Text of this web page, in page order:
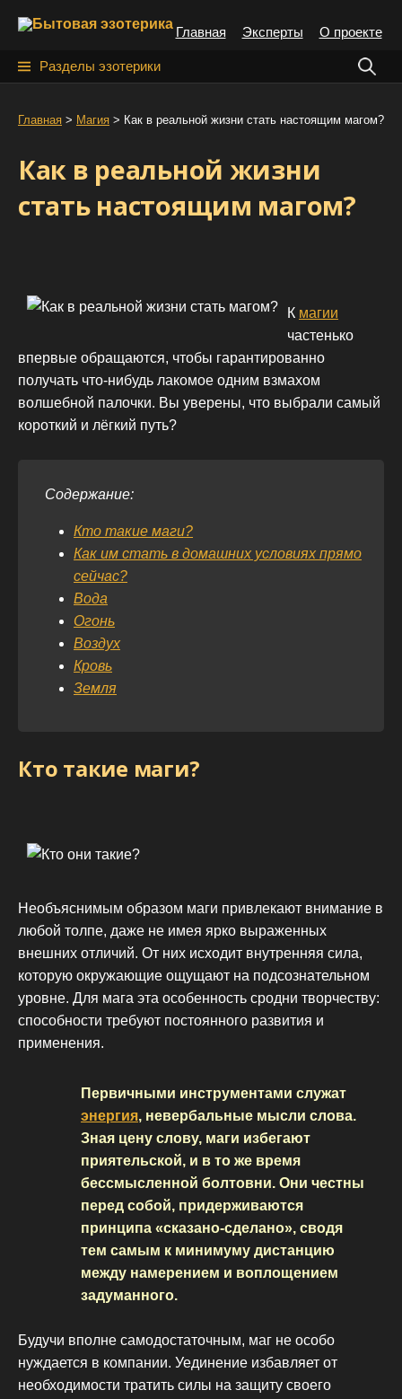
Главная Эксперты О проекте
Разделы эзотерики
Н
й
:
Главная > Магия > Как в реальной жизни стать настоящим магом?
Как в реальной жизни
стать настоящим магом?
К магии
частенько
впервые обращаются, чтобы гарантированно
получать что-нибудь лакомое одним взмахом
волшебной палочки. Вы уверены, что выбрали самый
короткий и лёгкий путь?
Содержание:
Кто такие маги?
Как им стать в домашних условиях прямо
сейчас?
Вода
Огонь
Воздух
Кровь
Земля
Кто такие маги?
Необъяснимым образом маги привлекают внимание в
любой толпе, даже не имея ярко выраженных
внешних отличий. От них исходит внутренняя сила,
которую окружающие ощущают на подсознательном
уровне. Для мага эта особенность сродни творчеству:
способности требуют постоянного развития и
применения.
Первичными инструментами служат
энергия, невербальные мысли слова.
Зная цену слову, маги избегают
приятельской, и в то же время
бессмысленной болтовни. Они честны
перед собой, придерживаются
принципа «сказано-сделано», сводя
тем самым к минимуму дистанцию
между намерением и воплощением
задуманного.
Будучи вполне самодостаточным, маг не особо
нуждается в компании. Уединение избавляет от
необходимости тратить силы на защиту своего